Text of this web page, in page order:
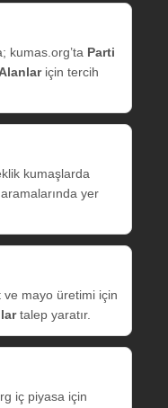
kumas.org’ta Parti
için tercih
kumaşlarda
yer
ve mayo üretimi için
talep yaratır.
iç piyasa için